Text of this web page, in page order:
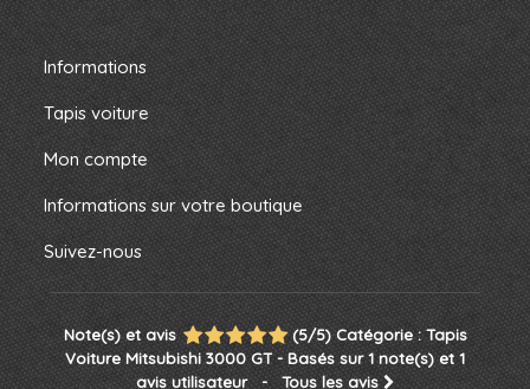
Informations
Tapis voiture
Mon compte
Informations sur votre boutique
Suivez-nous
Note(s) et avis (5/5)Catégorie : Tapis
Voiture Mitsubishi 3000 GT- Basés sur1note(s) et 1
avis utilisateur- Tous les avis